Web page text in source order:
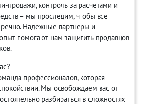
продажи, контроль за расчетами и
– мы проследим, чтобы всё
Надежные партнеры и
помогают нам защитить продавцов
профессионалов, которая
Мы освобождаем вас от
разбираться в сложностях